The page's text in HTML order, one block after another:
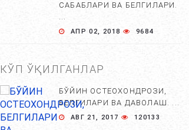
САБАБЛАРИ ВА БЕЛГИЛАРИ.
...
АПР 02, 2018 9684
КЎП ЎҚИЛГАНЛАР
БЎЙИН ОСТЕОХОНДРОЗИ,
БЕЛГИЛАРИ ВА ДАВОЛАШ. ...
АВГ 21, 2017 120133